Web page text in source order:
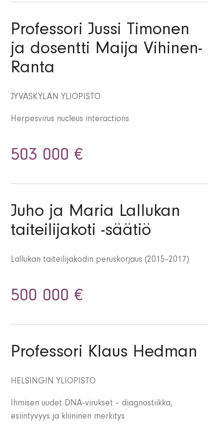
Professori Jussi Timonen
ja dosentti Maija Vihinen-
Ranta
JYVÄSKYLÄN YLIOPISTO
Herpesvirus nucleus interactions
503 000 €
Juho ja Maria Lallukan
taiteilijakoti -säätiö
Lallukan taiteilijakodin peruskorjaus (2015–2017)
500 000 €
Professori Klaus Hedman
HELSINGIN YLIOPISTO
Ihmisen uudet DNA-virukset – diagnostiikka,
esiintyvyys ja kliininen merkitys